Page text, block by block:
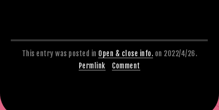
This entry was posted in Open & close info. on 2022/4/26.
Permlink
Comment